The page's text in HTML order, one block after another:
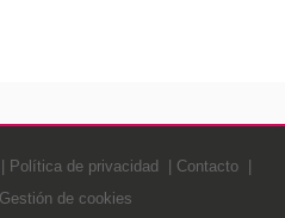
Política de privacidad
Contacto
Gestión de cookies